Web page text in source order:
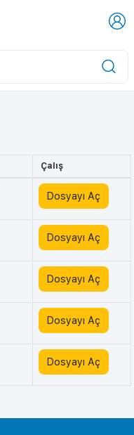
Çalış
Dosyayı Aç
Dosyayı Aç
Dosyayı Aç
Dosyayı Aç
Dosyayı Aç